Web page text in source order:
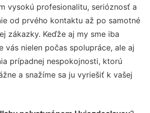
vysokú profesionalitu, serióznosť a
od prvého kontaktu až po samotné
zákazky. Keďže aj my sme iba
vás nielen počas spolupráce, ale aj
prípadnej nespokojnosti, ktorú
a snažíme sa ju vyriešiť k vašej